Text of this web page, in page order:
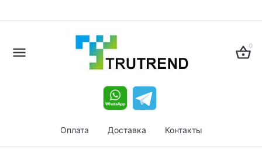
0
Оплата Доставка Контакты